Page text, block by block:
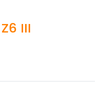
III